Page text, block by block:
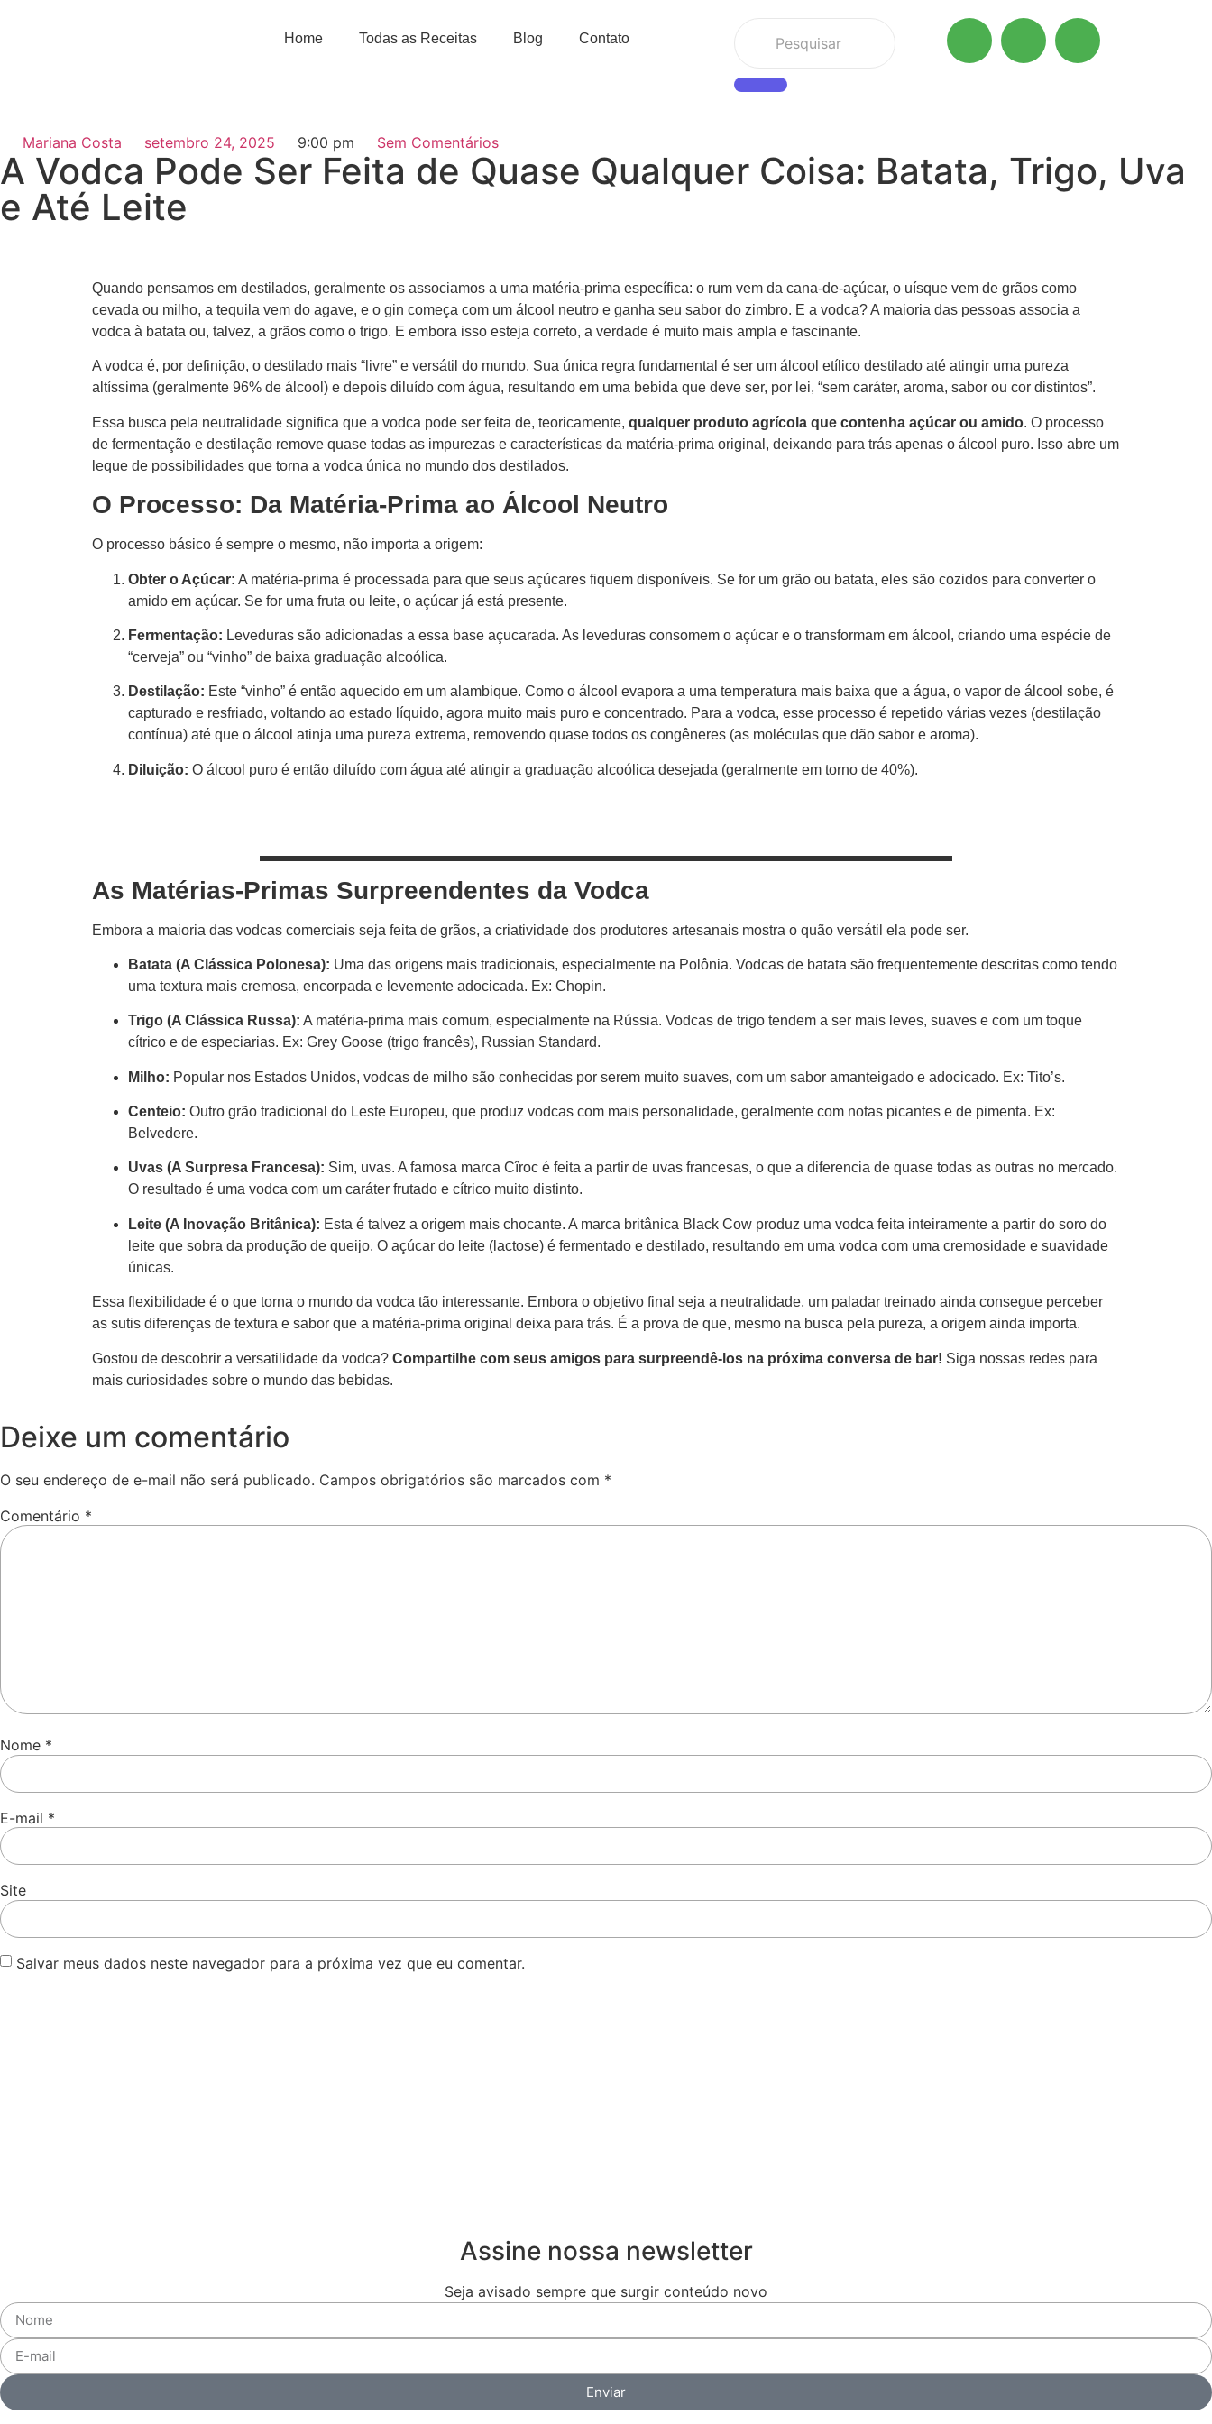
Home Todas as Receitas Blog Contato
Mariana Costa setembro 24, 2025 9:00 pm Sem Comentários
A Vodca Pode Ser Feita de Quase Qualquer Coisa: Batata, Trigo, Uva
e Até Leite
Quando pensamos em destilados, geralmente os associamos a uma matéria-prima específica: o rum vem da cana-de-açúcar, o uísque vem de grãos como
cevada ou milho, a tequila vem do agave, e o gin começa com um álcool neutro e ganha seu sabor do zimbro. E a vodca? A maioria das pessoas associa a
vodca à batata ou, talvez, a grãos como o trigo. E embora isso esteja correto, a verdade é muito mais ampla e fascinante.
A vodca é, por definição, o destilado mais “livre” e versátil do mundo. Sua única regra fundamental é ser um álcool etílico destilado até atingir uma pureza
altíssima (geralmente 96% de álcool) e depois diluído com água, resultando em uma bebida que deve ser, por lei, “sem caráter, aroma, sabor ou cor distintos”.
Essa busca pela neutralidade significa que a vodca pode ser feita de, teoricamente, qualquer produto agrícola que contenha açúcar ou amido. O processo
de fermentação e destilação remove quase todas as impurezas e características da matéria-prima original, deixando para trás apenas o álcool puro. Isso abre um
leque de possibilidades que torna a vodca única no mundo dos destilados.
O Processo: Da Matéria-Prima ao Álcool Neutro
O processo básico é sempre o mesmo, não importa a origem:
Obter o Açúcar: A matéria-prima é processada para que seus açúcares fiquem disponíveis. Se for um grão ou batata, eles são cozidos para converter o
amido em açúcar. Se for uma fruta ou leite, o açúcar já está presente.
Fermentação: Leveduras são adicionadas a essa base açucarada. As leveduras consomem o açúcar e o transformam em álcool, criando uma espécie de
“cerveja” ou “vinho” de baixa graduação alcoólica.
Destilação: Este “vinho” é então aquecido em um alambique. Como o álcool evapora a uma temperatura mais baixa que a água, o vapor de álcool sobe, é
capturado e resfriado, voltando ao estado líquido, agora muito mais puro e concentrado. Para a vodca, esse processo é repetido várias vezes (destilação
contínua) até que o álcool atinja uma pureza extrema, removendo quase todos os congêneres (as moléculas que dão sabor e aroma).
Diluição: O álcool puro é então diluído com água até atingir a graduação alcoólica desejada (geralmente em torno de 40%).
As Matérias-Primas Surpreendentes da Vodca
Embora a maioria das vodcas comerciais seja feita de grãos, a criatividade dos produtores artesanais mostra o quão versátil ela pode ser.
Batata (A Clássica Polonesa): Uma das origens mais tradicionais, especialmente na Polônia. Vodcas de batata são frequentemente descritas como tendo
uma textura mais cremosa, encorpada e levemente adocicada. Ex: Chopin.
Trigo (A Clássica Russa): A matéria-prima mais comum, especialmente na Rússia. Vodcas de trigo tendem a ser mais leves, suaves e com um toque
cítrico e de especiarias. Ex: Grey Goose (trigo francês), Russian Standard.
Milho: Popular nos Estados Unidos, vodcas de milho são conhecidas por serem muito suaves, com um sabor amanteigado e adocicado. Ex: Tito’s.
Centeio: Outro grão tradicional do Leste Europeu, que produz vodcas com mais personalidade, geralmente com notas picantes e de pimenta. Ex:
Belvedere.
Uvas (A Surpresa Francesa): Sim, uvas. A famosa marca Cîroc é feita a partir de uvas francesas, o que a diferencia de quase todas as outras no mercado.
O resultado é uma vodca com um caráter frutado e cítrico muito distinto.
Leite (A Inovação Britânica): Esta é talvez a origem mais chocante. A marca britânica Black Cow produz uma vodca feita inteiramente a partir do soro do
leite que sobra da produção de queijo. O açúcar do leite (lactose) é fermentado e destilado, resultando em uma vodca com uma cremosidade e suavidade
únicas.
Essa flexibilidade é o que torna o mundo da vodca tão interessante. Embora o objetivo final seja a neutralidade, um paladar treinado ainda consegue perceber
as sutis diferenças de textura e sabor que a matéria-prima original deixa para trás. É a prova de que, mesmo na busca pela pureza, a origem ainda importa.
Gostou de descobrir a versatilidade da vodca? Compartilhe com seus amigos para surpreendê-los na próxima conversa de bar! Siga nossas redes para
mais curiosidades sobre o mundo das bebidas.
Deixe um comentário
O seu endereço de e-mail não será publicado. Campos obrigatórios são marcados com *
Comentário *
Nome *
E-mail *
Site
Salvar meus dados neste navegador para a próxima vez que eu comentar.
Assine nossa newsletter
Seja avisado sempre que surgir conteúdo novo
Enviar